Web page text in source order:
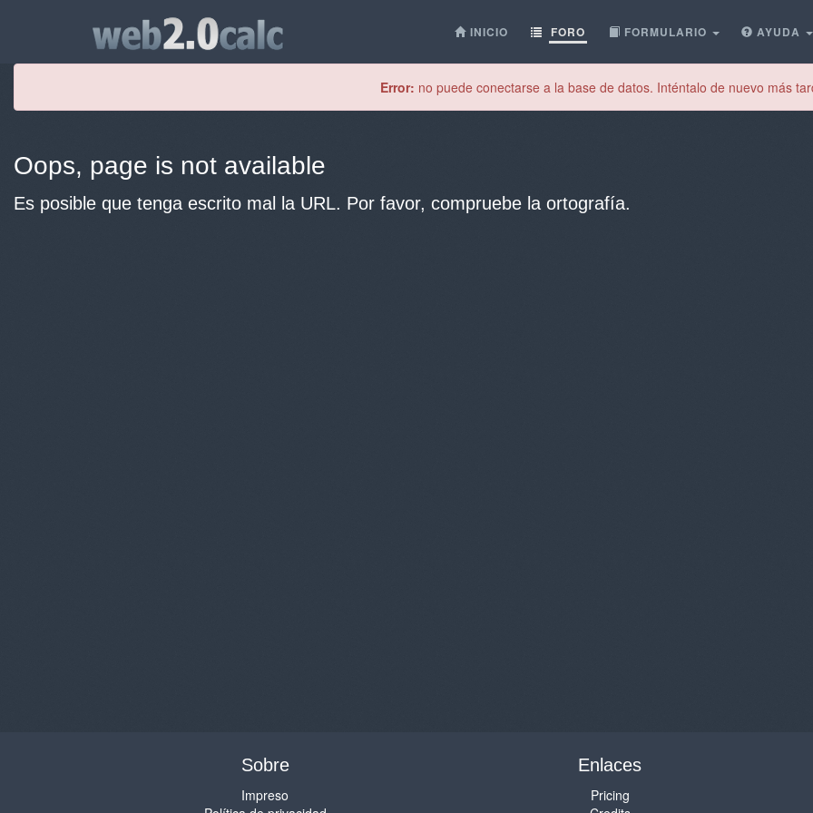
INICIO FORO FORMULARIO AYUDA
Error: no puede conectarse a la base de datos. Inténtalo de nuevo más
Oops, page is not available
Es posible que tenga escrito mal la URL. Por favor, compruebe la ortografía.
Sobre
Impreso
Enlaces
Pricing